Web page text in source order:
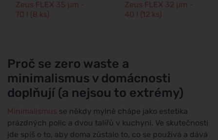
Zeus FLEX 35 μm -
70 l (8 ks)
Zeus FLEX 32 μm -
40 l (12 ks)
Proč se zero waste a
minimalismus v domácnosti
doplňují (a nejsou to extrémy)
Minimalismus se někdy mylně chápe jako estetika
prázdných polic a dvou talířů v kuchyni. Ve skutečnosti
jde spíš o to, aby doma zůstalo to, co se používá a dává